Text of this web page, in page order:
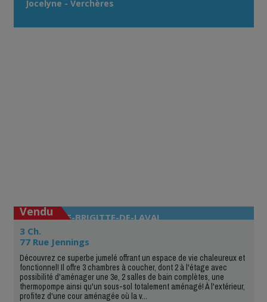
Jocelyne - Verchères
SAINTE-BRIGITTE-DE-LAVAL
Vendu
3 Ch.
77 Rue Jennings
Découvrez ce superbe jumelé offrant un espace de vie chaleureux et
fonctionnel! Il offre 3 chambres à coucher, dont 2 à l'étage avec
possibilité d'aménager une 3e, 2 salles de bain complètes, une
thermopompe ainsi qu'un sous-sol totalement aménagé! À l'extérieur,
profitez d'une cour aménagée où la v...